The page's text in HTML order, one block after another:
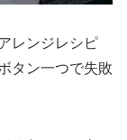
レンジレシピ
タン一つで失敗